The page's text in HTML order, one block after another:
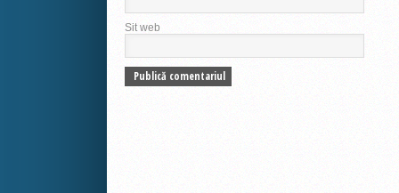
Sit web